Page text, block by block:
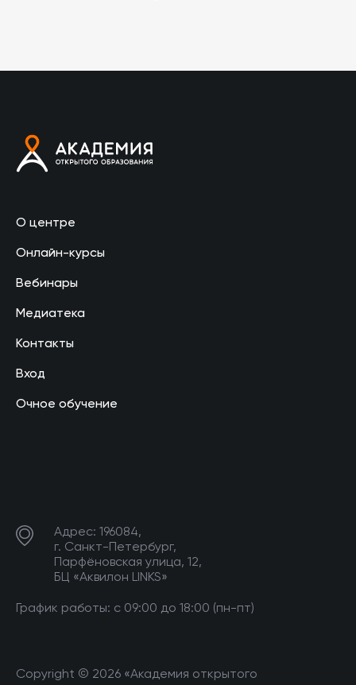
О центре
Онлайн-курсы
Вебинары
Медиатека
Контакты
Вход
Очное обучение
Адрес: 196084,
г. Санкт-Петербург,
Парфёновская улица, 12,
БЦ «Аквилон LINKS»
График работы: с 09:00 до 18:00 (пн-пт)
Copyright © 2026 «Академия открытого